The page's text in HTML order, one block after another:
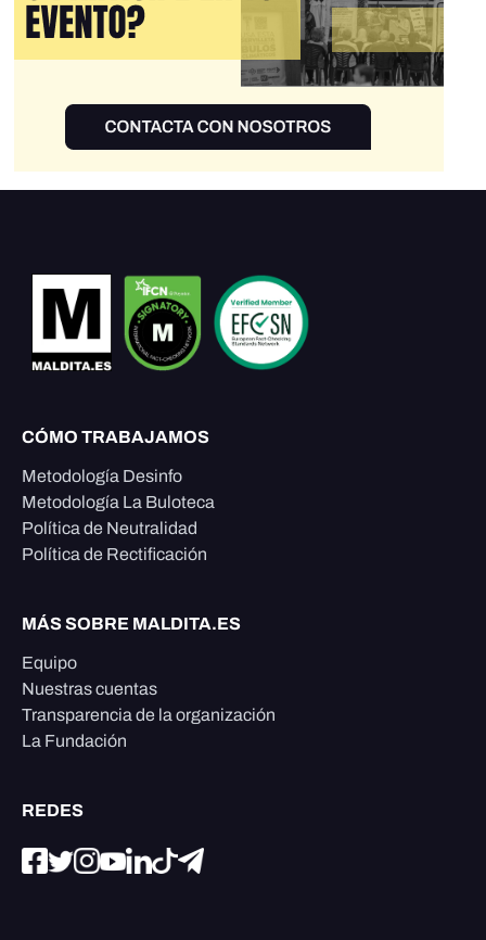
CÓMO TRABAJAMOS
Metodología Desinfo
Metodología La Buloteca
Política de Neutralidad
Política de Rectificación
MÁS SOBRE MALDITA.ES
Equipo
Nuestras cuentas
Transparencia de la organización
La Fundación
REDES